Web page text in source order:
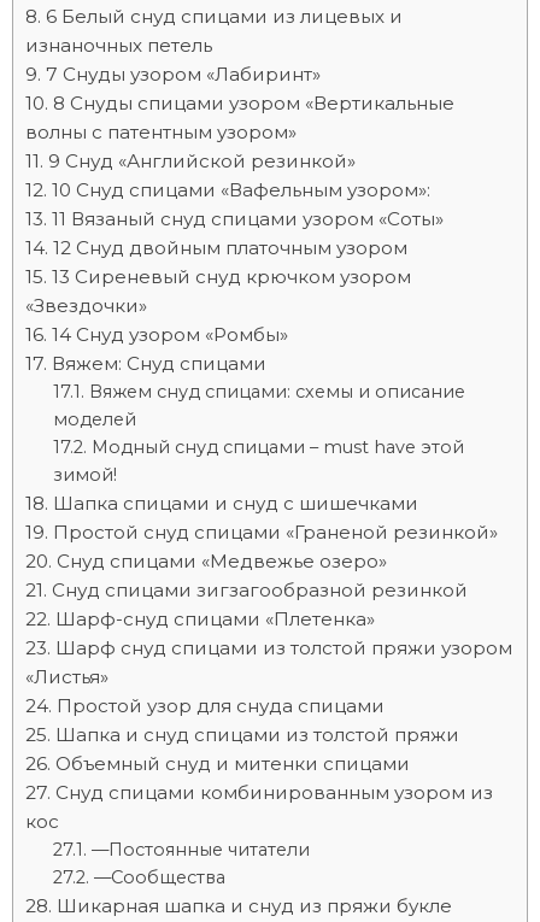
6 Белый снуд спицами из лицевых и
изнаночных петель
7 Снуды узором «Лабиринт»
8 Снуды спицами узором «Вертикальные
волны с патентным узором»
9 Снуд «Английской резинкой»
10 Снуд спицами «Вафельным узором»:
11 Вязаный снуд спицами узором «Соты»
12 Снуд двойным платочным узором
13 Сиреневый снуд крючком узором
«Звездочки»
14 Снуд узором «Ромбы»
Вяжем: Снуд спицами
Вяжем снуд спицами: схемы и описание
моделей
Модный снуд спицами – must have этой
зимой!
Шапка спицами и снуд с шишечками
Простой снуд спицами «Граненой резинкой»
Снуд спицами «Медвежье озеро»
Снуд спицами зигзагообразной резинкой
Шарф-снуд спицами «Плетенка»
Шарф снуд спицами из толстой пряжи узором
«Листья»
Простой узор для снуда спицами
Шапка и снуд спицами из толстой пряжи
Объемный снуд и митенки спицами
Снуд спицами комбинированным узором из
кос
—Постоянные читатели
—Сообщества
Шикарная шапка и снуд из пряжи букле